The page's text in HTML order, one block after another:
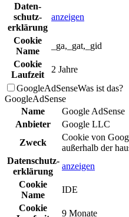
Daten­
schutz­
erklä­rung
anzeigen
Cookie
Name
_ga,_gat,_gid
Cookie
Laufzeit
2 Jahre
GoogleAdSenseWas ist das?
GoogleAdSense
Name
Google AdSense
Anbieter
Google LLC
Zweck
Cookie von
außerhalb der
Daten­schutz­
erklä­rung
anzeigen
Cookie
Name
IDE
Cookie
9 Monate